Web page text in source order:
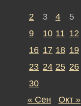
2
3 4 5
9
10 11 12
16 17 18 19
23 24 25 26
30
« Сен
Окт »